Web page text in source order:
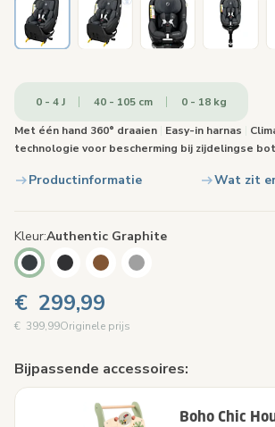
0 - 4 J 40 - 105 cm
0 - 18 kg
Met één hand 360° draaien
Easy-in harnas
technologie voor bescherming bij zijdelingse
Productinformatie Wat zit
KleurAuthentic Graphite
€ 299,99
€ 399,99Originele prijs
Bijpassende accessoires:
Boho Chic